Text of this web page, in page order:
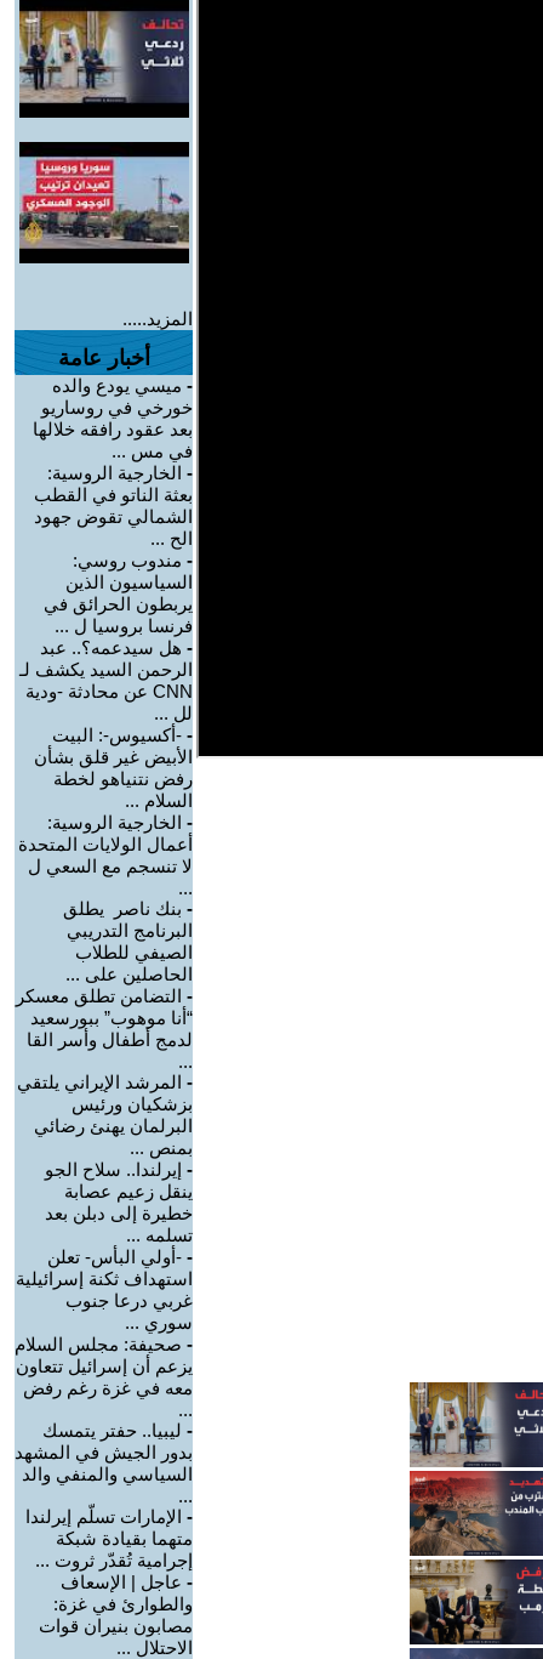
المزيد.....
أخبار عامة
- ميسي يودع والده
خورخي في روساريو
بعد عقود رافقه خلالها
في مس ...
- الخارجية الروسية:
بعثة الناتو في القطب
الشمالي تقوض جهود
الح ...
- مندوب روسي:
السياسيون الذين
يربطون الحرائق في
فرنسا بروسيا ل ...
- هل سيدعمه؟.. عبد
الرحمن السيد يكشف لـ
CNN عن محادثة -ودية
لل ...
- -أكسيوس-: البيت
الأبيض غير قلق بشأن
رفض نتنياهو لخطة
السلام ...
- الخارجية الروسية:
أعمال الولايات المتحدة
لا تنسجم مع السعي ل
...
- بنك ناصر يطلق
البرنامج التدريبي
الصيفي للطلاب
الحاصلين على ...
- التضامن تطلق معسكر
“أنا موهوب” ببورسعيد
لدمج أطفال وأسر القا
...
- المرشد الإيراني يلتقي
بزشكيان ورئيس
البرلمان يهنئ رضائي
بمنص ...
- إيرلندا.. سلاح الجو
ينقل زعيم عصابة
خطيرة إلى دبلن بعد
تسلمه ...
- -أولي البأس- تعلن
استهداف ثكنة إسرائيلية
غربي درعا جنوب
سوري ...
- صحيفة: مجلس السلام
يزعم أن إسرائيل تتعاون
معه في غزة رغم رفض
...
- ليبيا.. حفتر يتمسك
بدور الجيش في المشهد
السياسي والمنفي والد
...
- الإمارات تسلّم إيرلندا
متهما بقيادة شبكة
إجرامية تُقدّر ثروت ...
- عاجل | الإسعاف
والطوارئ في غزة:
مصابون بنيران قوات
الاحتلال ...